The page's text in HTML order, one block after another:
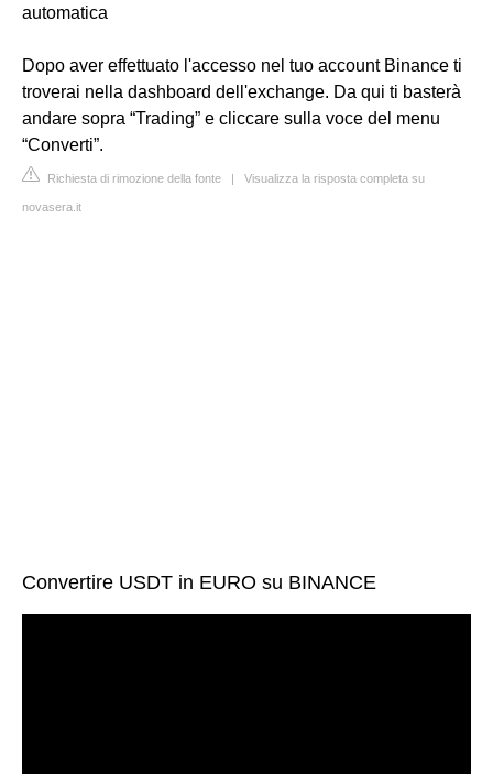
automatica
Dopo aver effettuato l'accesso nel tuo account Binance ti
troverai nella dashboard dell'exchange. Da qui ti basterà
andare sopra “Trading” e cliccare sulla voce del menu
“Converti”.
Richiesta di rimozione della fonte | Visualizza la risposta completa su
novasera.it
Convertire USDT in EURO su BINANCE